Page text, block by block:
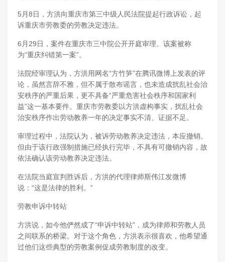
5月8日，方洪向重庆市第三中级人民法院提起行政诉讼，起
诉重庆市劳教委的劳教决定违法。
6月29日，案件在重庆市三中院公开开庭审理。该案被称
为“重庆纠错第一案”。
法院经审理认为，方洪用网名“方竹笋”在腾讯微博上发表的评
论，虽然言辞不雅，但不属于散布谣言，也未造成扰乱社会治
安秩序的严重后果，更不具备“严重危害社会秩序和国家利
益”这一基本要件。重庆市劳教委以方洪虚构事实，扰乱社会
治安秩序作出劳动教养一年的决定事实不清、证据不足。
审理过程中，法院认为，被诉劳动教养决定违法，本应撤销。
但由于该行政强制措施已经执行完毕，不具有可撤销内容，故
依法确认该劳动教养决定违法。
在法院当庭宣判胜诉后，方洪的代理律师斯伟江发微博
说：“这是法律的胜利。”
劳教申诉中转站
方洪说，如今他俨然成了“申诉中转站”，成为律师和劳教人员
之间联系的桥梁。对于这个角色，方洪表示很喜欢，他希望通
过他们这些典型的劳教案例促成劳教制度的改变。